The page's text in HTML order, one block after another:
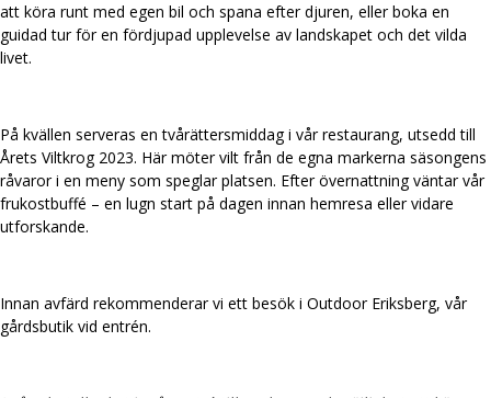
att köra runt med egen bil och spana efter djuren, eller boka en
guidad tur för en fördjupad upplevelse av landskapet och det vilda
livet.
På kvällen serveras en tvårättersmiddag i vår restaurang, utsedd till
Årets Viltkrog 2023. Här möter vilt från de egna markerna säsongens
råvaror i en meny som speglar platsen. Efter övernattning väntar vår
frukostbuffé – en lugn start på dagen innan hemresa eller vidare
utforskande.
Innan avfärd rekommenderar vi ett besök i Outdoor Eriksberg, vår
gårdsbutik vid entrén.